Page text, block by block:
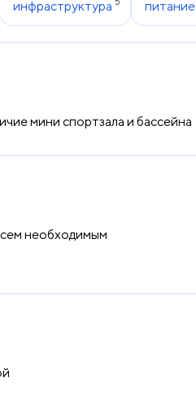
инфраструктура питание
мини спортзала и бассейна
необходимым